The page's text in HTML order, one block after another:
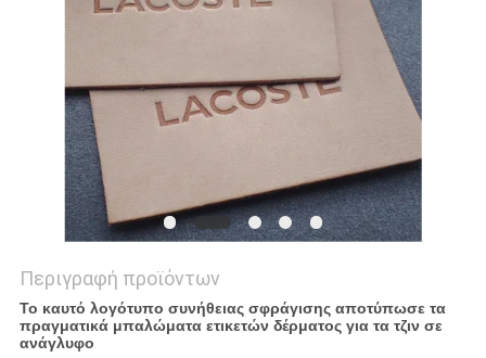
Περιγραφή προϊόντων
Το καυτό λογότυπο συνήθειας σφράγισης αποτύπωσε τα
πραγματικά μπαλώματα ετικετών δέρματος για τα τζιν σε
ανάγλυφο